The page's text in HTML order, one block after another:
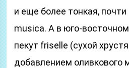
и еще более тонкая,
musica. А в юго-
пекут friselle (сухой
добавлением оливкового